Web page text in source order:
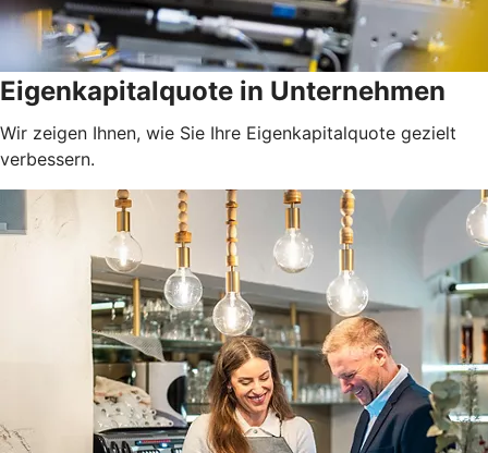
Eigenkapitalquote in Unternehmen
Wir zeigen Ihnen, wie Sie Ihre Eigenkapitalquote gezielt
verbessern.